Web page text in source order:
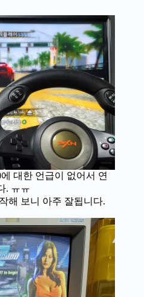
대한 언급이 없어서 연
. ㅠㅠ
해 보니 아주 잘됩니다.